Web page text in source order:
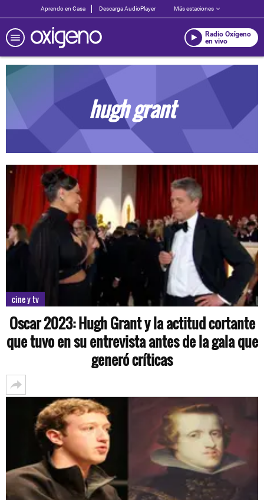
Aprendo en Casa Descarga AudioPlayer Más estaciones
Radio Oxígeno
en vivo
hugh grant
cine y tv
Oscar 2023: Hugh Grant y la actitud cortante
que tuvo en su entrevista antes de la gala que
generó críticas